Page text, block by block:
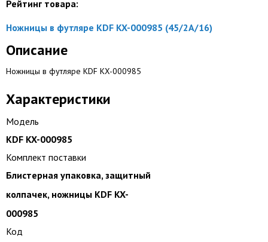
Рейтинг товара:
Ножницы в футляре KDF KX-000985 (45/2A/16)
Описание
Ножницы в футляре KDF KX-000985
Характеристики
Модель
KDF KX-000985
Комплект поставки
Блистерная упаковка, защитный
колпачек, ножницы KDF KX-
000985
Код